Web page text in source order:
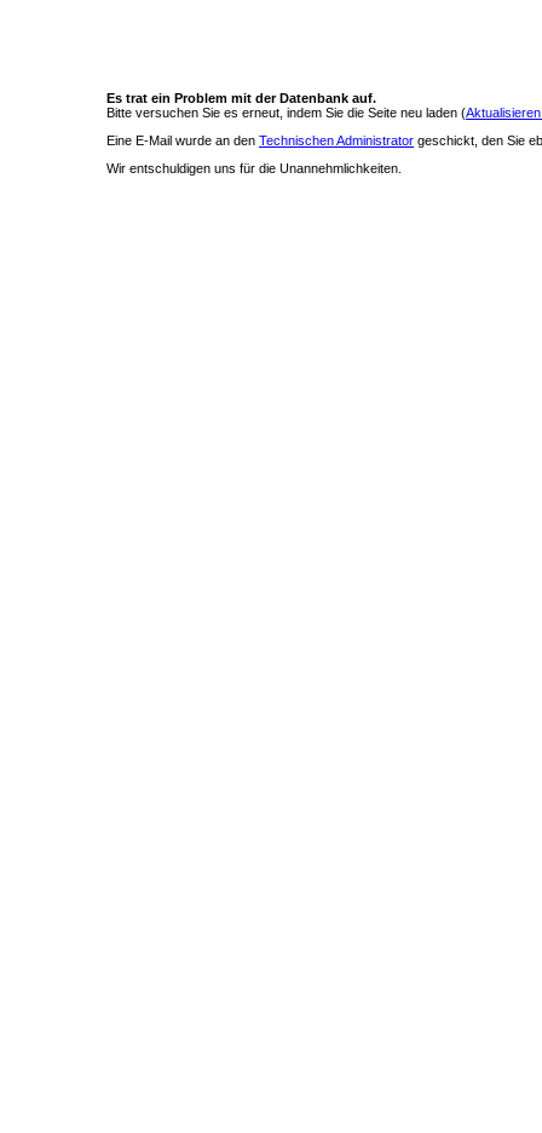
Es trat ein Problem mit der Datenbank auf.
Bitte versuchen Sie es erneut, indem Sie die Seite neu laden (
Eine E-Mail wurde an den Technischen Administrator geschickt, den Sie
Wir entschuldigen uns für die Unannehmlichkeiten.